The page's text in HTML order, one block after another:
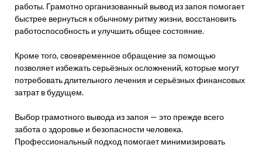
работы. Грамотно организованный вывод из запоя помогает
быстрее вернуться к обычному ритму жизни, восстановить
работоспособность и улучшить общее состояние.
Кроме того, своевременное обращение за помощью
позволяет избежать серьёзных осложнений, которые могут
потребовать длительного лечения и серьёзных финансовых
затрат в будущем.
Выбор грамотного вывода из запоя — это прежде всего
забота о здоровье и безопасности человека.
Профессиональный подход помогает минимизировать